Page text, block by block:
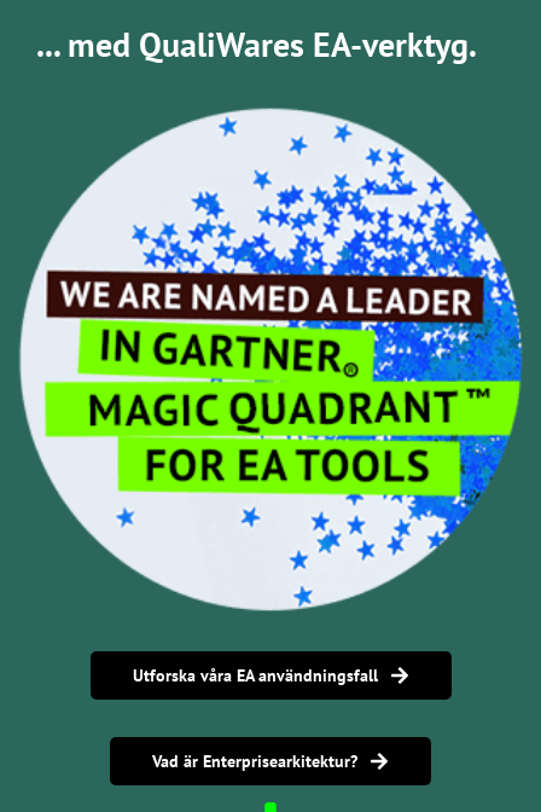
... med QualiWares EA-verktyg.
Utforska våra EA användningsfall
Vad är Enterprisearkitektur?